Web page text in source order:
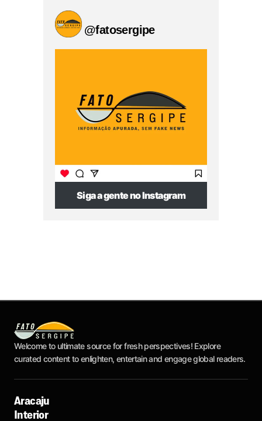
@fatosergipe
Siga a gente no Instagram
Welcome to ultimate source for fresh perspectives! Explore
curated content to enlighten, entertain and engage global readers.
Aracaju
Interior